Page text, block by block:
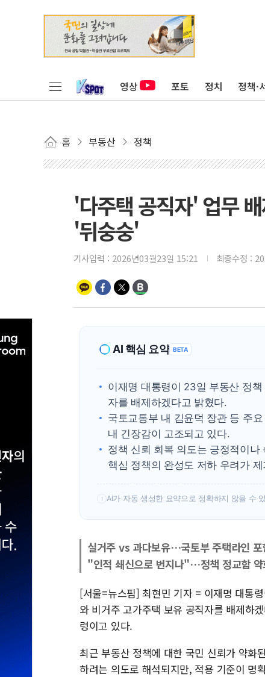
영상 포토 정치 정책·
홈 부동산 정책
'다주택 공직자' 업무
'뒤숭숭'
기사입력 : 2026년03월23일 15:21 최종수정 :
AI 핵심 요약 BETA
이재명 대통령이 23일 부동산 정
자를 배제하겠다고 밝혔다.
국토교통부 내 김윤덕 장관 등 주
내 긴장감이 고조되고 있다.
정책 신뢰 회복 의도는 긍정적이나
핵심 정책의 완성도 저하 우려가 제
! AI가 자동 생성한 요약으로 정확하지 않을 수
실거주 vs 과다보유…국토부 주택라인 포
"인적 쇄신으로 번지나"…정책 정교함 약
[서울=뉴스핌] 최현민 기자 = 이재명 대통
와 비거주 고가주택 보유 공직자를 배제하
렁이고 있다.
최근 부동산 정책에 대한 국민 신뢰가 약화
하려는 의도로 해석되지만, 적용 기준이 명